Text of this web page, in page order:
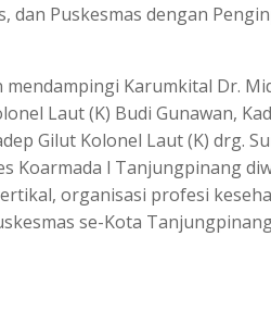
dan Puskesmas dengan
Karumkital Dr.
Laut (K) Budi Gunawan,
Gilut Kolonel Laut (K) drg.
Koarmada l Tanjungpinang
organisasi profesi
se-Kota